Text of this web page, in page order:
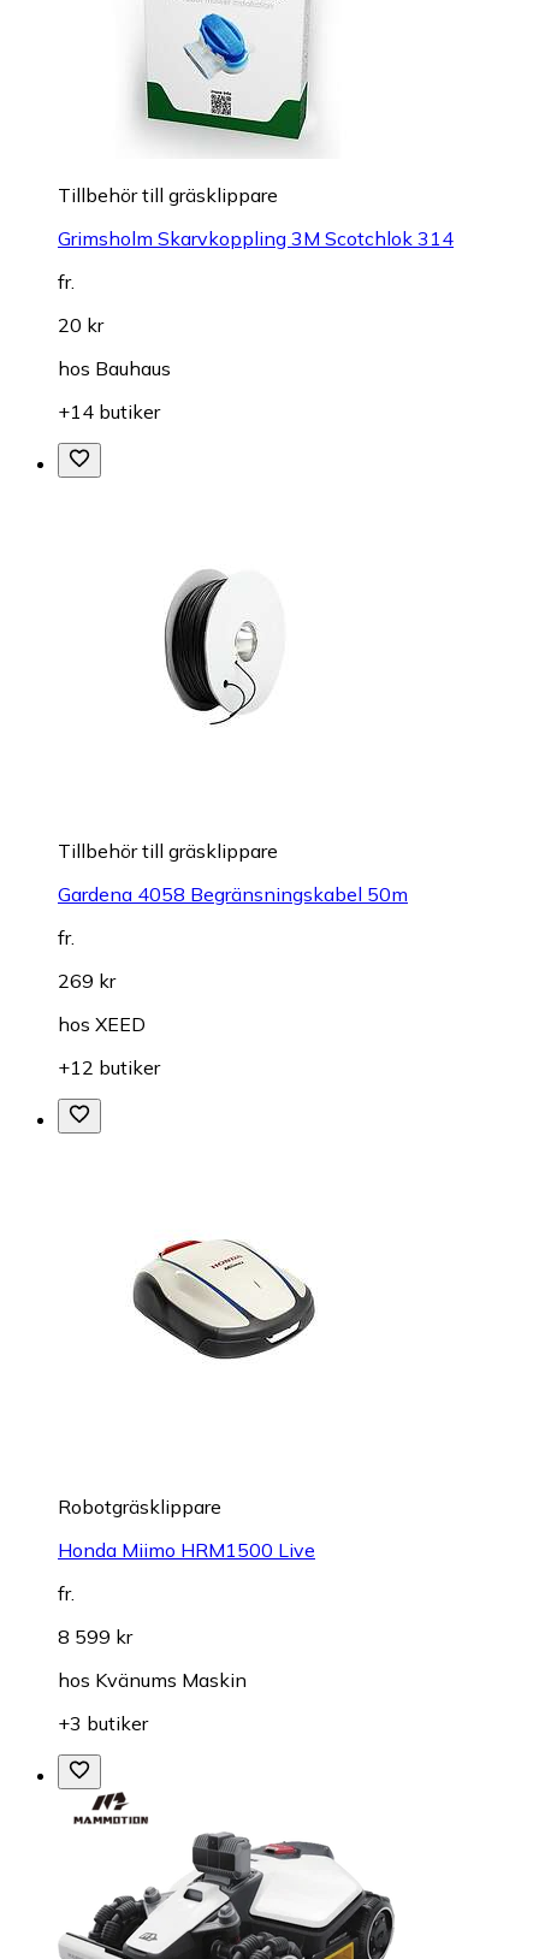
Tillbehör till gräsklippare
Grimsholm Skarvkoppling 3M Scotchlok 314
fr.
20 kr
hos Bauhaus
+14 butiker
Tillbehör till gräsklippare
Gardena 4058 Begränsningskabel 50m
fr.
269 kr
hos XEED
+12 butiker
Robotgräsklippare
Honda Miimo HRM1500 Live
fr.
8 599 kr
hos Kvänums Maskin
+3 butiker